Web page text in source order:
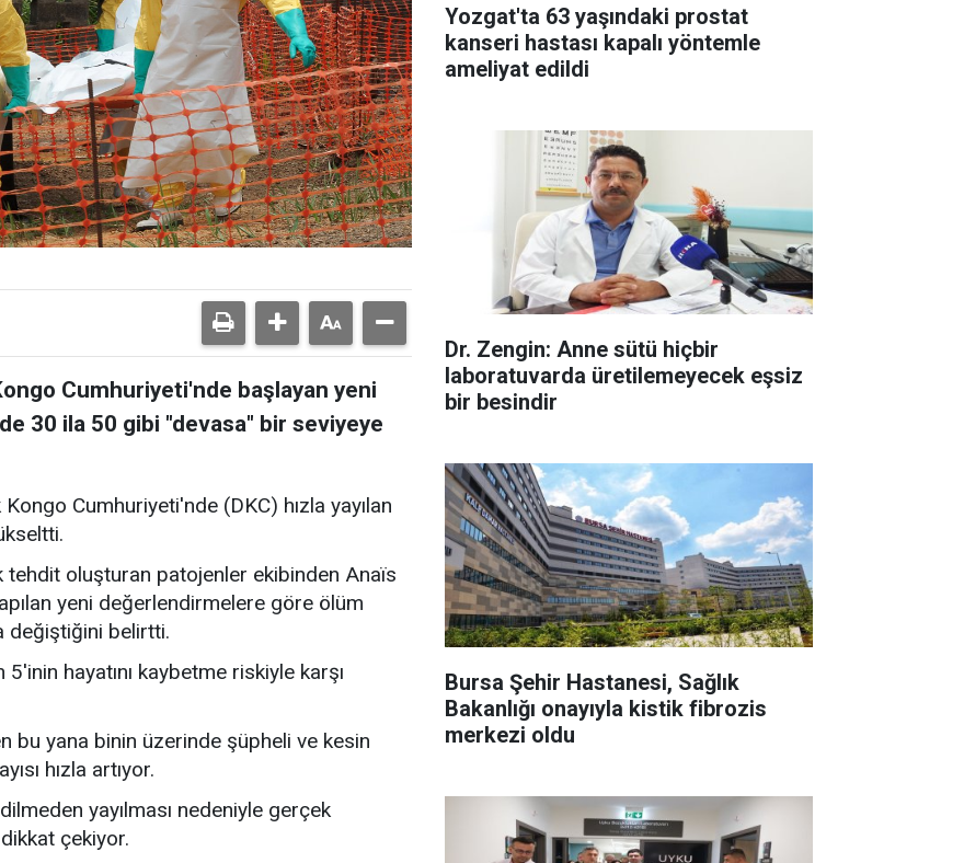
Cumhuriyeti'nde başlayan yeni
30 ila 50 gibi "devasa" bir seviyeye
Cumhuriyeti'nde (DKC) hızla yayılan
tehdit oluşturan patojenler ekibinden Anaïs
yeni değerlendirmelere göre ölüm
değiştiğini belirtti.
hayatını kaybetme riskiyle karşı
bu yana binin üzerinde şüpheli ve kesin
hızla artıyor.
yayılması nedeniyle gerçek
çekiyor.
Yozgat'ta 63 yaşındaki prostat
kanseri hastası kapalı yöntemle
ameliyat edildi
Dr. Zengin: Anne sütü hiçbir
laboratuvarda üretilemeyecek eşsiz
bir besindir
Bursa Şehir Hastanesi, Sağlık
Bakanlığı onayıyla kistik fibrozis
merkezi oldu